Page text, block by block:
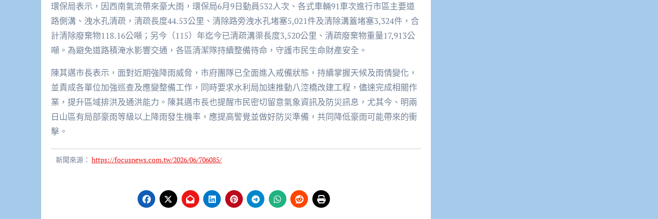
環保局表示，因西南氣流帶來豪大雨，環保局6月9日動員532人次、各式車輛91車次進行市區主要道
路側溝、洩水孔清疏，清疏長度44.53公里、清除路旁洩水孔堵塞5,021件及清除溝蓋堵塞3,324件，合
計清除廢棄物118.16公噸；另今（115）年迄今已清疏溝渠長度3,520公里、清疏廢棄物重量17,913公
噸。為避免道路積淹水影響交通，各區清潔隊持續整備待命，守護市民生命財產安全。
陳其邁市長表示，面對近期強降雨威脅，市府團隊已全面進入戒備狀態，持續掌握天候及雨情變化，
並責成各單位加強巡查及應變整備工作，同時要求水利局加速推動八涳橋改建工程，儘速完成相關作
業，提升區域排洪及通洪能力。陳其邁市長也提醒市民密切留意氣象資訊及防災訊息，尤其今、明兩
日山區有局部豪雨等級以上降雨發生機率，應提高警覺並做好防災準備，共同降低豪雨可能帶來的衝
擊。
新聞來源： https://focusnews.com.tw/2026/06/706085/